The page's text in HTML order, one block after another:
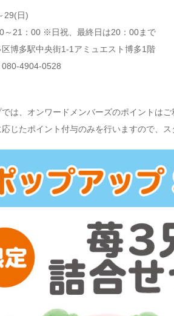
29(日)
～21：00 ※日祝、最終日は20：00まで
博多駅中央街1-1アミュエスト博多1階
4904-0528
は、オンワードメンバーズのポイントはご
じたポイント付与のみを行いますので、ス